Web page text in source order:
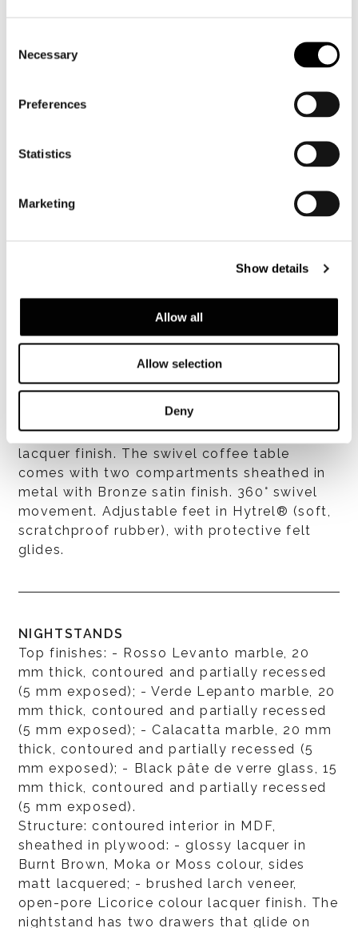
Selection
Necessary
Preferences
Statistics
Marketing
Show details
Allow all
Allow selection
Deny
Top finishes: - Rosso Levanto marble, 20
mm thick, contoured and partially recessed
thick, contoured and partially recessed (5
mm exposed); - Black pâte de verre glass, 15
mm thick, contoured and partially recessed
sheathed in plywood: - glossy lacquer in
Burnt Brown, Moka or Moss colour; - brushed
larch veneer, open-pore Licorice colour
lacquer finish. The swivel coffee table
comes with two compartments sheathed in
metal with Bronze satin finish. 360° swivel
movement. Adjustable feet in Hytrel® (soft,
scratchproof rubber), with protective felt
glides.
NIGHTSTANDS
Top finishes: - Rosso Levanto marble, 20
mm thick, contoured and partially recessed
(5 mm exposed); - Verde Lepanto marble, 20
mm thick, contoured and partially recessed
(5 mm exposed); - Calacatta marble, 20 mm
thick, contoured and partially recessed (5
mm exposed); - Black pâte de verre glass, 15
mm thick, contoured and partially recessed
(5 mm exposed).
Structure: contoured interior in MDF,
sheathed in plywood: - glossy lacquer in
Burnt Brown, Moka or Moss colour, sides
matt lacquered; - brushed larch veneer,
open-pore Licorice colour lacquer finish. The
nightstand has two drawers that glide on